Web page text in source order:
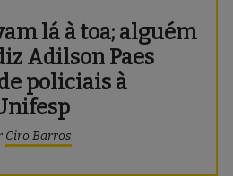
lá à toa; alguém
Adilson Paes
policiais à
Ciro Barros